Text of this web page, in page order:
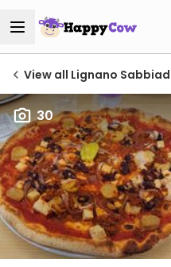
View all Lignano
30